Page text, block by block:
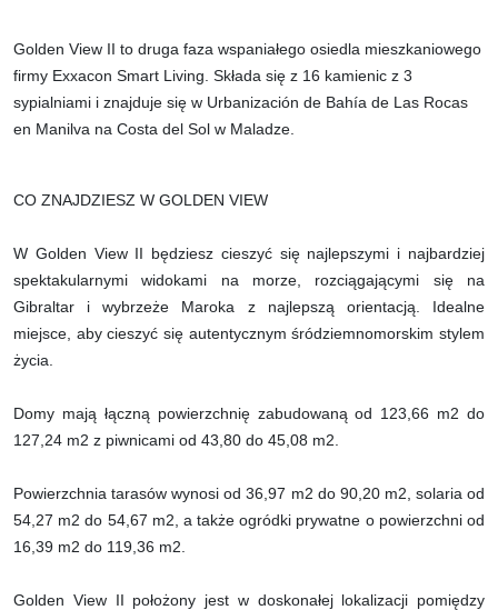
Golden View II to druga faza wspaniałego osiedla mieszkaniowego
firmy Exxacon Smart Living. Składa się z 16 kamienic z 3
sypialniami i znajduje się w Urbanización de Bahía de Las Rocas
en Manilva na Costa del Sol w Maladze.
CO ZNAJDZIESZ W GOLDEN VIEW
W Golden View II będziesz cieszyć się najlepszymi i najbardziej
spektakularnymi widokami na morze, rozciągającymi się na
Gibraltar i wybrzeże Maroka z najlepszą orientacją. Idealne
miejsce, aby cieszyć się autentycznym śródziemnomorskim stylem
życia.
Domy mają łączną powierzchnię zabudowaną od 123,66 m2 do
127,24 m2 z piwnicami od 43,80 do 45,08 m2.
Powierzchnia tarasów wynosi od 36,97 m2 do 90,20 m2, solaria od
54,27 m2 do 54,67 m2, a także ogródki prywatne o powierzchni od
16,39 m2 do 119,36 m2.
Golden View II położony jest w doskonałej lokalizacji pomiędzy